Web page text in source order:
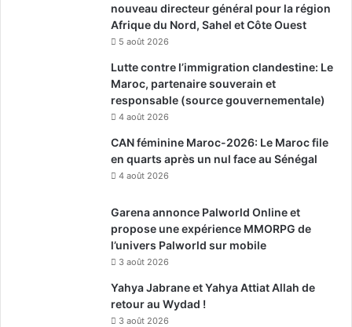
nouveau directeur général pour la région
Afrique du Nord, Sahel et Côte Ouest
5 août 2026
Lutte contre l’immigration clandestine: Le
Maroc, partenaire souverain et
responsable (source gouvernementale)
4 août 2026
CAN féminine Maroc-2026: Le Maroc file
en quarts après un nul face au Sénégal
4 août 2026
Garena annonce Palworld Online et
propose une expérience MMORPG de
l’univers Palworld sur mobile
3 août 2026
Yahya Jabrane et Yahya Attiat Allah de
retour au Wydad !
3 août 2026